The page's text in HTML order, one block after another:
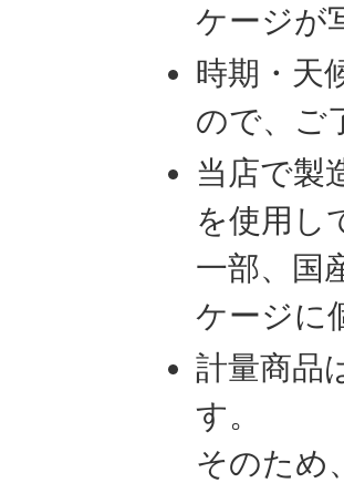
ケージが
時期・天
ので、ご
当店で製
を使用し
一部、国
ケージに
計量商品
す。
そのため